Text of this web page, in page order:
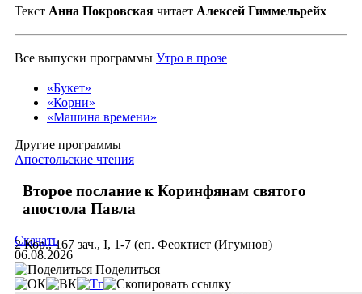
Текст Анна Покровская читает Алексей Гиммельрейх
Все выпуски программы Утро в прозе
«Букет»
«Корни»
«Машина времени»
Другие программы
Апостольские чтения
Второе послание к Коринфянам святого
апостола Павла
2 Кор., 167 зач., I, 1-7 (еп. Феоктист (Игумнов)
Скачать
06.08.2026
Поделиться